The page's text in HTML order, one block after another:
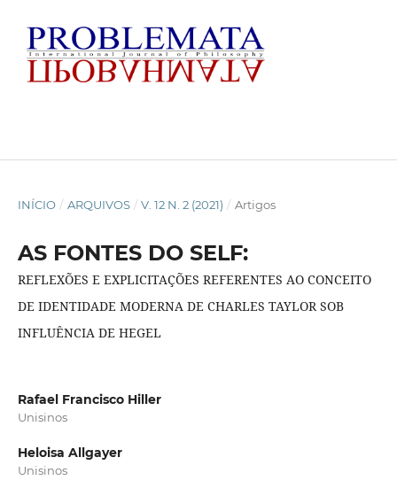
INÍCIO / ARQUIVOS / V. 12 N. 2 (2021) / Artigos
AS FONTES DO SELF:
REFLEXÕES E EXPLICITAÇÕES REFERENTES AO CONCEITO
DE IDENTIDADE MODERNA DE CHARLES TAYLOR SOB
INFLUÊNCIA DE HEGEL
Rafael Francisco Hiller
Unisinos
Heloisa Allgayer
Unisinos